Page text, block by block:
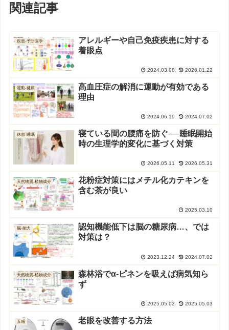
関連記事
疾患-予防医学
アレルギーや自己免疫疾患に対する
着眼点
2024.03.08 2026.01.22
運動-健康
高血圧症の解消に運動が有効である
理由
2024.06.19 2024.07.02
休息-睡眠
寝ている間の腰痛を防ぐ──睡眠開始
時の生理学的変化に基づく対策
2026.05.11 2026.05.31
天然物質-植物成分
花粉症対策にはメチル化カテキンを
含む茶が良い
2025.03.10
脳-能力
認知機能低下は脳の糖尿病…、では
対策は？
2023.12.24 2024.07.02
天然物質-植物成分
森林浴でα-ピネンを吸えば病気知ら
ず
2025.05.02 2025.05.03
五感 老眼を改善する方法